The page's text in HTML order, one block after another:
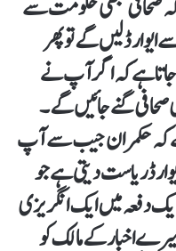
صحافی کبھی حکومت سے
ایوارڈ لیں گے تو پھر
ہے کہ اگر آپ نے
صحافی گنے جائیں گے۔
کہ حکمران جیب سے آپ
ریاست دیتی ہے جو
دفعہ میں ایک انگریزی
اخبار کے مالک کو